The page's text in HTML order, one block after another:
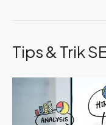
Tips & Trik